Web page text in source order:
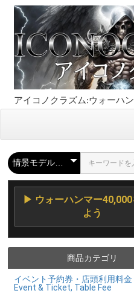
アイコノクラズム:ウォーハ
▶ ウォーハンマー
よう
商品カテゴリ
イベント予約券・店頭利用料
Event & Ticket, Table Fee